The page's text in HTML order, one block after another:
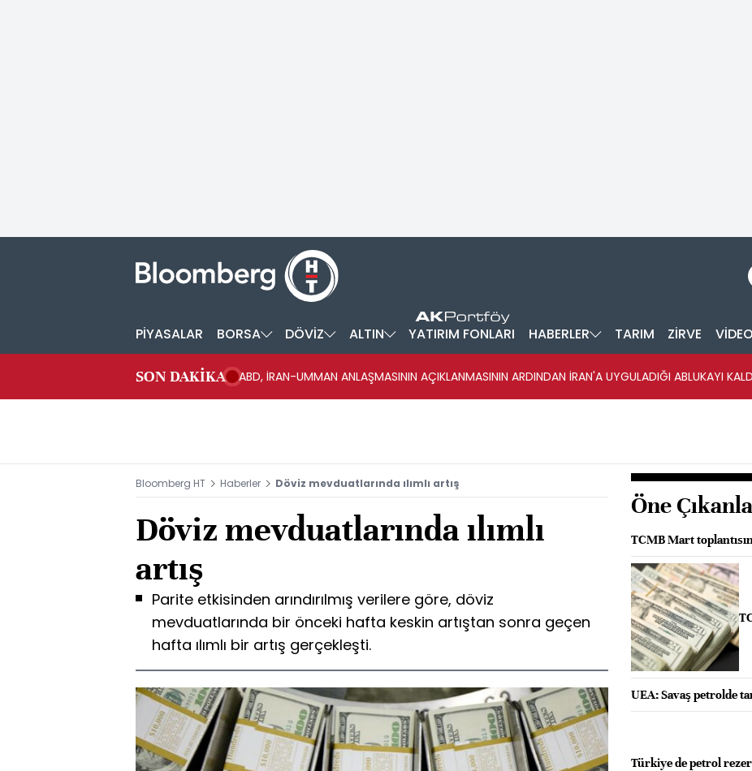
PİYASALAR BORSA DÖVİZ ALTIN YATIRIM FONLARI HABERLER TARIM ZİRVE VİDEO
SON DAKİKA ABD, İRAN-UMMAN ANLAŞMASININ AÇIKLANMASININ ARDINDAN İRAN'A UYGULADIĞI ABLUKAYI
Bloomberg HT Haberler Döviz mevduatlarında ılımlı artış
Döviz mevduatlarında ılımlı
artış
Parite etkisinden arındırılmış verilere göre, döviz
mevduatlarında bir önceki hafta keskin artıştan sonra geçen
hafta ılımlı bir artış gerçekleşti.
Öne
TCMB Mart
UEA: Savaş petrolde
Türkiye de petrol